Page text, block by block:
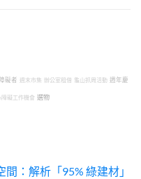
礙者 週末市集 辦公室租借 龜山抓周活動 週年慶
障礙工作機會 選物
：解析「95% 綠建材」